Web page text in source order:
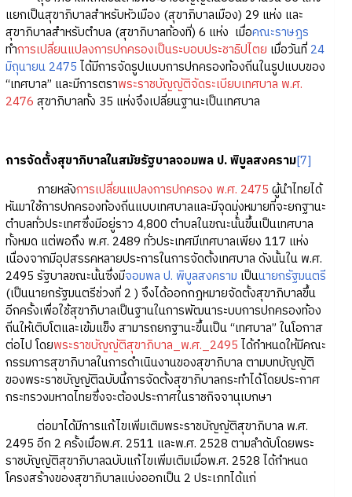
แยกเป็นสุขาภิบาลสำหรับหัวเมือง (สุขาภิบาลเมือง) 29 แห่ง และ
สุขาภิบาลสำหรับตำบล (สุขาภิบาลท้องที่) 6 แห่ง เมื่อคณะราษฎร
ทำการเปลี่ยนแปลงการปกครองเป็นระบอบประชาธิปไตย เมื่อวันที่ 24
มิถุนายน 2475 ได้มีการจัดรูปแบบการปกครองท้องถิ่นในรูปแบบของ
“เทศบาล” และมีการตราพระราชบัญญัติจัดระเบียบเทศบาล พ.ศ.
2476 สุขาภิบาลทั้ง 35 แห่งจึงเปลี่ยนฐานะเป็นเทศบาล
การจัดตั้งสุขาภิบาลในสมัยรัฐบาลจอมพล ป. พิบูลสงคราม[7]
ภายหลังการเปลี่ยนแปลงการปกครอง พ.ศ. 2475 ผู้นำไทยได้
หันมาใช้การปกครองท้องถิ่นแบบเทศบาลและมีจุดมุ่งหมายที่จะยกฐานะ
ตำบลทั่วประเทศซึ่งมีอยู่ราว 4,800 ตำบลในขณะนั้นขึ้นเป็นเทศบาล
ทั้งหมด แต่พอถึง พ.ศ. 2489 ทั่วประเทศมีเทศบาลเพียง 117 แห่ง
เนื่องจากมีอุปสรรคหลายประการในการจัดตั้งเทศบาล ดังนั้นใน พ.ศ.
2495 รัฐบาลขณะนั้นซึ่งมีจอมพล ป. พิบูลสงคราม เป็นนายกรัฐมนตรี
(เป็นนายกรัฐมนตรีช่วงที่ 2 ) จึงได้ออกกฎหมายจัดตั้งสุขาภิบาลขึ้น
อีกครั้งเพื่อใช้สุขาภิบาลเป็นฐานในการพัฒนาระบบการปกครองท้อง
ถิ่นให้เติบโตและเข้มแข็ง สามารถยกฐานะขึ้นเป็น “เทศบาล” ในโอกาส
ต่อไป โดยพระราชบัญญัติสุขาภิบาล_พ.ศ._2495 ได้กำหนดให้มีคณะ
กรรมการสุขาภิบาลในการดำเนินงานของสุขาภิบาล ตามบทบัญญัติ
ของพระราชบัญญัติฉบับนี้การจัดตั้งสุขาภิบาลกระทำได้โดยประกาศ
กระทรวงมหาดไทยซึ่งจะต้องประกาศในราชกิจจานุเบกษา
ต่อมาได้มีการแก้ไขเพิ่มเติมพระราชบัญญัติสุขาภิบาล พ.ศ.
2495 อีก 2 ครั้งเมื่อพ.ศ. 2511 และพ.ศ. 2528 ตามลำดับโดยพระ
ราชบัญญัติสุขาภิบาลฉบับแก้ไขเพิ่มเติมเมื่อพ.ศ. 2528 ได้กำหนด
โครงสร้างของสุขาภิบาลแบ่งออกเป็น 2 ประเภทได้แก่